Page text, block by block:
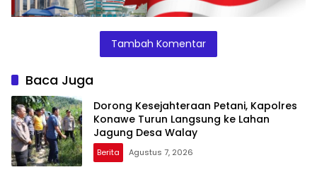
Tambah Komentar
Baca Juga
Dorong Kesejahteraan Petani, Kapolres
Konawe Turun Langsung ke Lahan
Jagung Desa Walay
Berita Agustus 7, 2026